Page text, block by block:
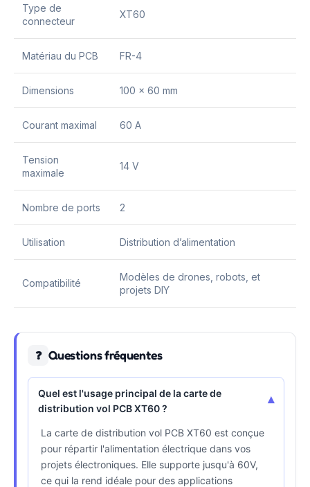
Type de
connecteur
XT60
Matériau du PCB FR-4
Dimensions 100 x 60 mm
Courant maximal 60 A
Tension
maximale
14 V
Nombre de ports 2
Utilisation Distribution d’alimentation
Compatibilité
Modèles de drones, robots, et
projets DIY
❓ Questions fréquentes
Quel est l'usage principal de la carte de
distribution vol PCB XT60 ?
▾
La carte de distribution vol PCB XT60 est conçue
pour répartir l'alimentation électrique dans vos
projets électroniques. Elle supporte jusqu'à 60V,
ce qui la rend idéale pour des applications